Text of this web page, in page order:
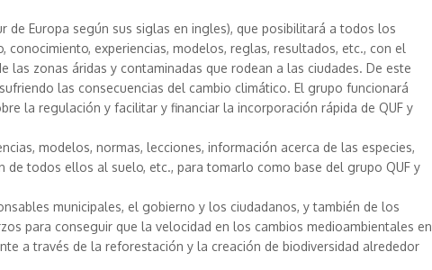
de Europa según sus siglas en ingles), que posibilitará a todos los
experiencias, modelos, reglas, resultados, etc., con el
zonas áridas y contaminadas que rodean a las ciudades. De este
las consecuencias del cambio climático. El grupo funcionará
la regulación y facilitar y financiar la incorporación rápida de QUF y
modelos, normas, lecciones, información acerca de las especies,
de todos ellos al suelo, etc., para tomarlo como base del grupo QUF y
municipales, el gobierno y los ciudadanos, y también de los
para conseguir que la velocidad en los cambios medioambientales en
a través de la reforestación y la creación de biodiversidad alrededor